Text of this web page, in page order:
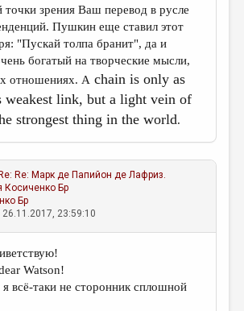
точки зрения Ваш перевод в русле
Пушкин еще ставил этот
"Пускай толпа бранит", да и
богатый на творческие мысли,
отношениях. A chain is only as
weakest link, but a light vein of
strongest thing in the world.
Re: Марк де Папийон де Лафриз.
Косиченко Бр
Бр
23:59:10
Watson!
всё-таки не сторонник сплошной